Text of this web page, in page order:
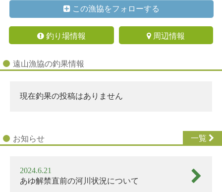
この漁協をフォローする
釣り場情報 周辺情報
遠山漁協の釣果情報
現在釣果の投稿はありません
お知らせ
あ
ゆ
解
2024.6.21
あゆ解禁直前の河川状況について
一覧